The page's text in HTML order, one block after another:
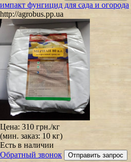
импакт фунгицид для сада и огорода
http://agrobus.pp.ua
Цена: 310 грн./кг
(мин. заказ: 10 кг)
Есть в наличии
Обратный звонок